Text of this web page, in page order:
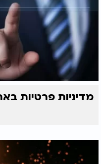
מדיניות פרטיות באתר